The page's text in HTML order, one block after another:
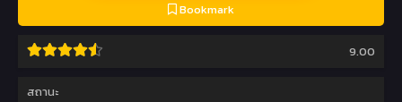
Bookmark
9.00
สถานะ